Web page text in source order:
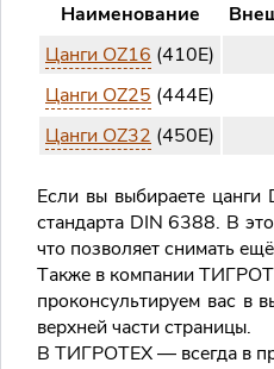
Наименование
Цанги OZ16 (410E)
Цанги OZ25 (444E)
Цанги OZ32 (450E)
Если вы выбираете
стандарта DIN 6388. В
что позволяет снимать
Также в компании
проконсультируем вас в
верхней части страницы.
В ТИГРОТЕХ — всегда в